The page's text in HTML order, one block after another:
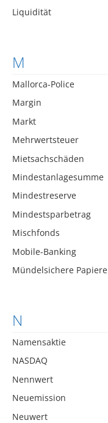
Liquidität
M
Mallorca-Police
Margin
Markt
Mehrwertsteuer
Mietsachschäden
Mindestanlagesumme
Mindestreserve
Mindestsparbetrag
Mischfonds
Mobile-Banking
Mündelsichere Papiere
N
Namensaktie
NASDAQ
Nennwert
Neuemission
Neuwert